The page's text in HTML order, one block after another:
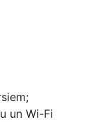
un Wi-Fi